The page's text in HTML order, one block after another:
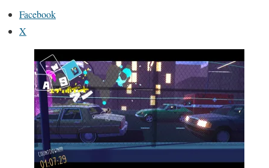
Facebook
X